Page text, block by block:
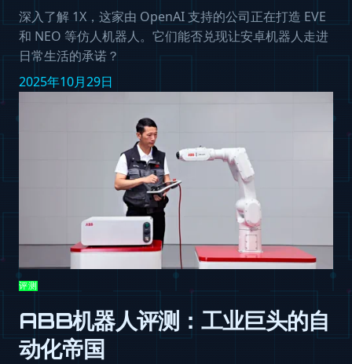
深入了解 1X，这家由 OpenAI 支持的公司正在打造 EVE
和 NEO 等仿人机器人。它们能否兑现让安卓机器人走进
日常生活的承诺？
2025年10月29日
评测
ABB机器人评测：工业巨头的自
动化帝国